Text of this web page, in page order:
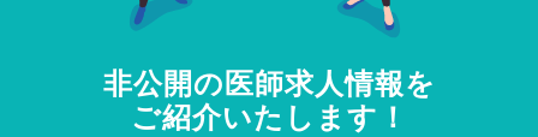
非公開の医師求人情報を
ご紹介いたします！